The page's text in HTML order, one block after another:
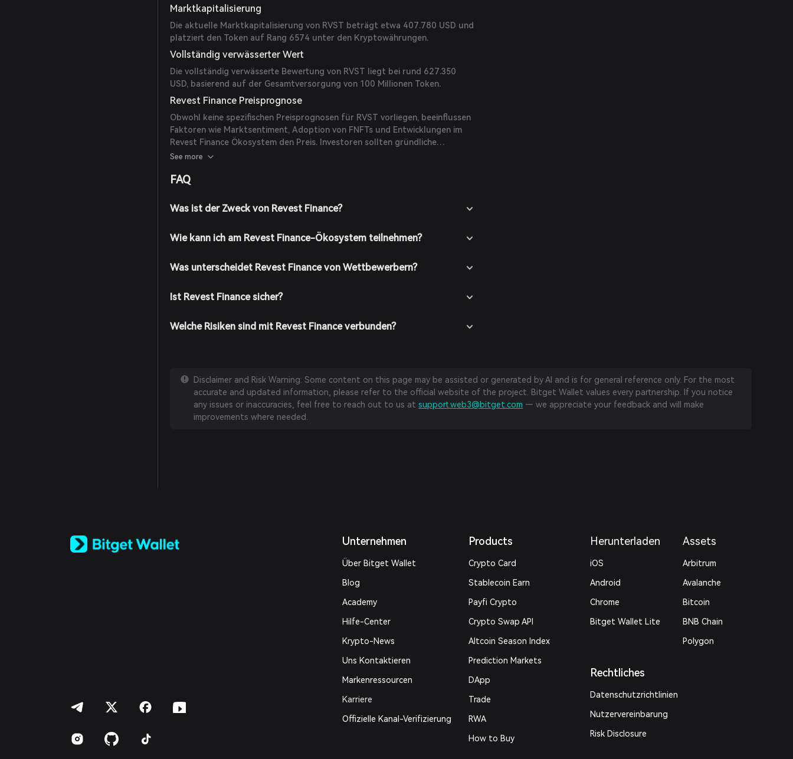
Marktkapitalisierung
Die aktuelle Marktkapitalisierung von RVST beträgt etwa 407.780 USD und
platziert den Token auf Rang 6574 unter den Kryptowährungen.
Vollständig verwässerter Wert
Die vollständig verwässerte Bewertung von RVST liegt bei rund 627.350
USD, basierend auf der Gesamtversorgung von 100 Millionen Token.
Revest Finance Preisprognose
Obwohl keine spezifischen Preisprognosen für RVST vorliegen, beeinflussen
Faktoren wie Marktsentiment, Adoption von FNFTs und Entwicklungen im
Revest Finance Ökosystem den Preis. Investoren sollten gründliche
Recherchen durchführen und Marktentwicklungen berücksichtigen, bevor
See more
FAQ
Was ist der Zweck von Revest Finance?
Wie kann ich am Revest Finance-Ökosystem teilnehmen?
Was unterscheidet Revest Finance von Wettbewerbern?
Ist Revest Finance sicher?
Welche Risiken sind mit Revest Finance verbunden?
Disclaimer and Risk Warning: Some content on this page may be assisted or generated by AI and is for general reference only. For the most
accurate and updated information, please refer to the official website of the project. Bitget Wallet values every partnership. If you notice
any issues or inaccuracies, feel free to reach out to us atsupport.web3@bitget.com — we appreciate your feedback and will make
improvements where needed.
Español (Latinoamérica)
Unternehmen
Über Bitget Wallet
Blog
Academy
Hilfe-Center
Krypto-News
Uns Kontaktieren
Markenressourcen
Karriere
Offizielle Kanal-Verifizierung
Products
Crypto Card
Stablecoin Earn
Payfi Crypto
Crypto Swap API
Altcoin Season Index
Prediction Markets
DApp
Trade
RWA
How to Buy
Herunterladen
iOS
Android
Chrome
Bitget Wallet Lite
Rechtliches
Datenschutzrichtlinien
Nutzervereinbarung
Risk Disclosure
Assets
Arbitrum
Avalanche
Bitcoin
BNB Chain
Polygon